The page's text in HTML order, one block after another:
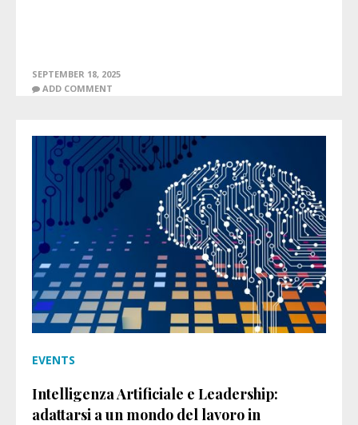
SEPTEMBER 18, 2025
ADD COMMENT
EVENTS
Intelligenza Artificiale e Leadership:
adattarsi a un mondo del lavoro in